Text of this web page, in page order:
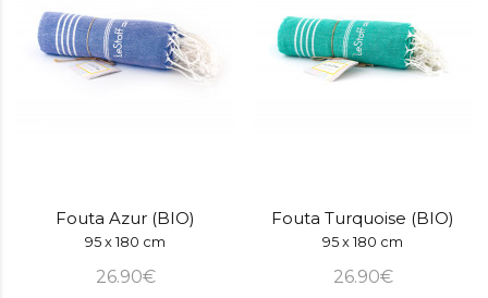
Fouta Azur (BIO)
95 x 180 cm
26.90€
Fouta Turquoise (BIO)
95 x 180 cm
26.90€